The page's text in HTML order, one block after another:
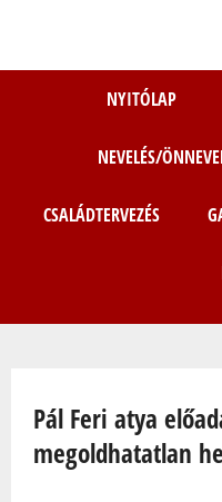
NYITÓLAP
NEVELÉS/
CSALÁDTERVEZÉS
Pál Feri atya
megoldhatatlan